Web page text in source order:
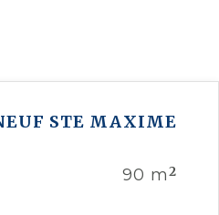
STE MAXIME
90 m2